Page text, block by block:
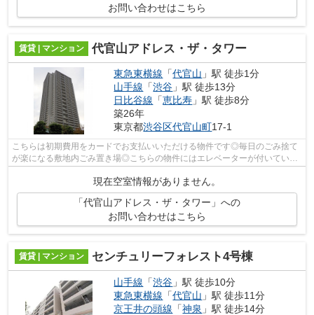
お問い合わせはこちら
賃貸 | マンション 代官山アドレス・ザ・タワー
東急東横線 「代官山 」駅 徒歩1分
山手線 「渋谷 」駅 徒歩13分
日比谷線 「恵比寿 」駅 徒歩8分
築26年
東京都渋谷区代官山町17-1
こちらは初期費用をカードでお支払いいただける物件です◎毎日のごみ捨て
が楽になる敷地内ごみ置き場◎こちらの物件にはエレベーターが付いていま
す◎こちらはマンションタイプになります...
現在空室情報がありません。
「代官山アドレス・ザ・タワー」への
お問い合わせはこちら
賃貸 | マンション センチュリーフォレスト4号棟
山手線 「渋谷 」駅 徒歩10分
東急東横線 「代官山 」駅 徒歩11分
京王井の頭線 「神泉 」駅 徒歩14分